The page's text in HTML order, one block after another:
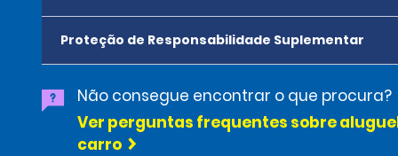
Proteção de Responsabilidade Suplementar
Não consegue encontrar o que procura?
Ver perguntas frequentes sobre
carro